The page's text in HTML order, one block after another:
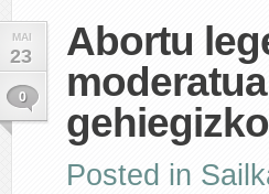
MAI
23
0
Abortu
Posted in